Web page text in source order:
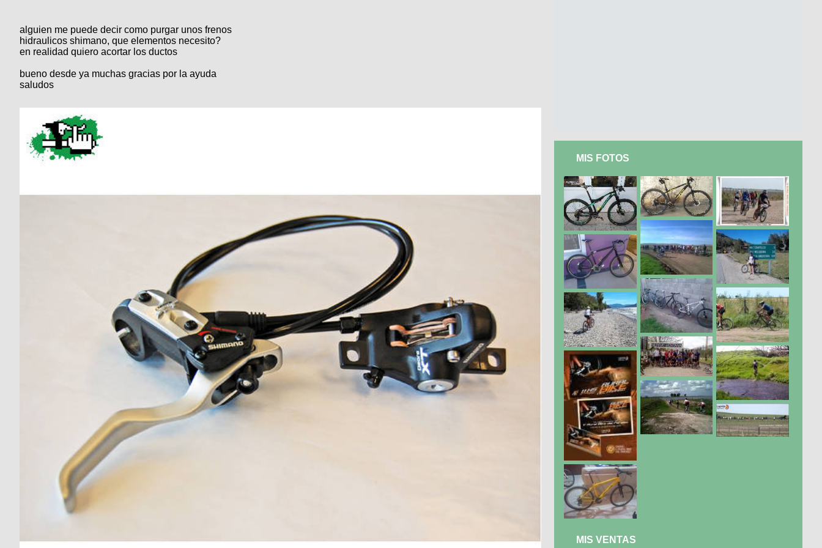
Ruta,
triatlon
De
todo
Retro
Enduro
Ranking
DÃA
COMPRO
CANJE
ReputaciÃ³n
Compras
Ventas
MecÃ¡nica
Noticias
Operadores
de
cicloturismo
Relatos
de
viajes
Ãšltimos
Mis
Amigos
alguien me puede decir como purgar unos frenos
hidraulicos shimano, que elementos necesito?
en realidad quiero acortar los ductos
bueno desde ya muchas gracias por la ayuda
saludos
MIS FOTOS
MIS VENTAS